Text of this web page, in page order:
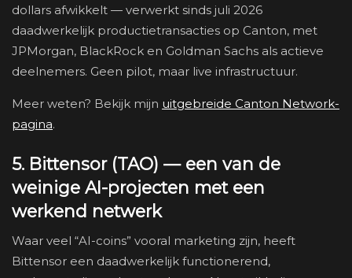
dollars afwikkelt — verwerkt sinds juli 2026
daadwerkelijk productietransacties op Canton, met
JPMorgan, BlackRock en Goldman Sachs als actieve
deelnemers. Geen pilot, maar live infrastructuur.
Meer weten? Bekijk mijn uitgebreide Canton Network-
pagina.
5. Bittensor (TAO) — een van de
weinige AI-projecten met een
werkend netwerk
Waar veel “AI-coins” vooral marketing zijn, heeft
Bittensor een daadwerkelijk functionerend,